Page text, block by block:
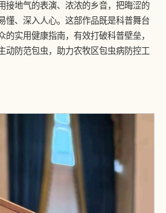
接地气的表演、浓浓的乡音，把晦涩的
懂、深入人心。这部作品既是科普舞台
的实用健康指南，有效打破科普壁垒，
动防范包虫，助力农牧区包虫病防控工